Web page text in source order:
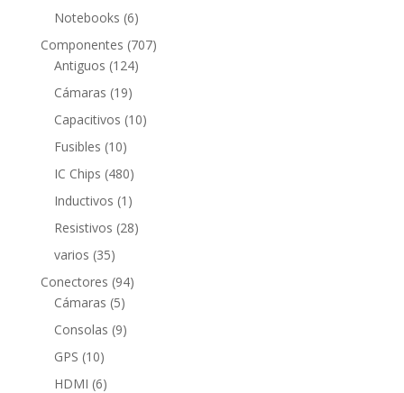
Notebooks 66
productos
Componentes 707707
Antiguos 124124
Cámaras 1919
productos
Capacitivos 1010
Fusibles 1010
productos
IC Chips 480480
productos
Inductivos 1 1
producto
Resistivos 2828
varios 3535
productos
Conectores 9494
Cámaras 55
productos
Consolas 99
GPS 1010
productos
HDMI 66